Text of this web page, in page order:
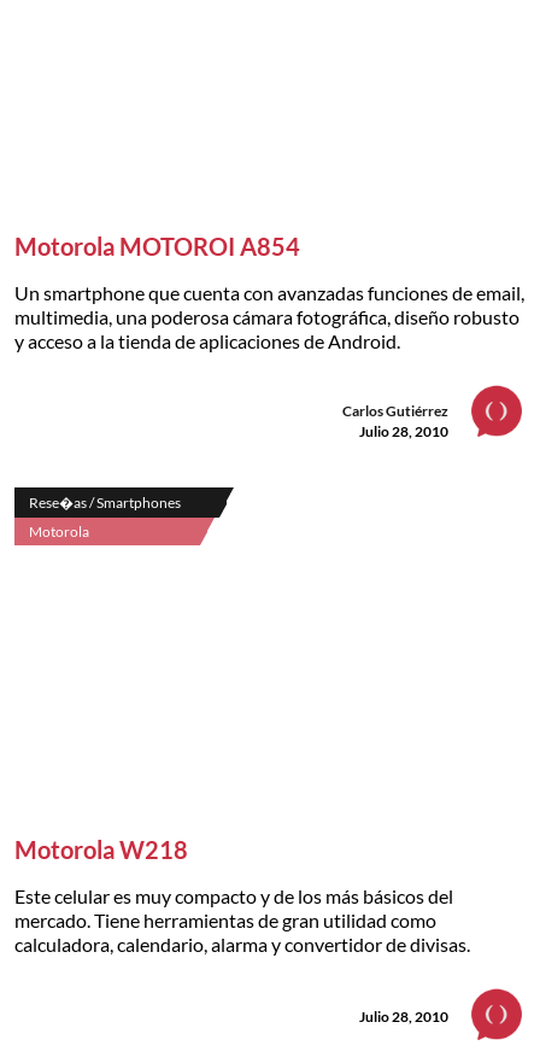
Motorola MOTOROI A854
Un smartphone que cuenta con avanzadas funciones de email,
multimedia, una poderosa cámara fotográfica, diseño robusto
y acceso a la tienda de aplicaciones de Android.
Carlos Gutiérrez
Julio 28, 2010
Rese�as / Smartphones
Motorola
Motorola W218
Este celular es muy compacto y de los más básicos del
mercado. Tiene herramientas de gran utilidad como
calculadora, calendario, alarma y convertidor de divisas.
Julio 28, 2010